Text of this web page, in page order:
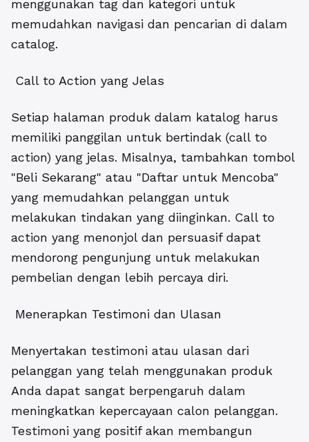
menggunakan tag dan kategori untuk
memudahkan navigasi dan pencarian di dalam
catalog.
Call to Action yang Jelas
Setiap halaman produk dalam katalog harus
memiliki panggilan untuk bertindak (call to
action) yang jelas. Misalnya, tambahkan tombol
"Beli Sekarang" atau "Daftar untuk Mencoba"
yang memudahkan pelanggan untuk
melakukan tindakan yang diinginkan. Call to
action yang menonjol dan persuasif dapat
mendorong pengunjung untuk melakukan
pembelian dengan lebih percaya diri.
Menerapkan Testimoni dan Ulasan
Menyertakan testimoni atau ulasan dari
pelanggan yang telah menggunakan produk
Anda dapat sangat berpengaruh dalam
meningkatkan kepercayaan calon pelanggan.
Testimoni yang positif akan membangun